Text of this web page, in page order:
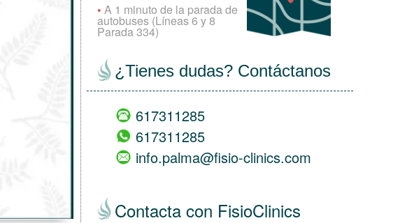
• A 1 minuto de la parada de
autobuses (Líneas 6 y 8
Parada 334)
¿Tienes dudas? Contáctanos
617311285
617311285
info.palma@fisio-clinics.com
Contacta con FisioClinics